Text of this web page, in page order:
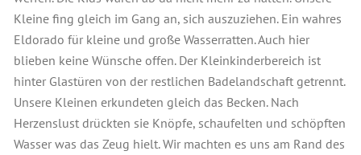
Kleine fing gleich im Gang an, sich auszuziehen. Ein wahres
Eldorado für kleine und große Wasserratten. Auch hier
blieben keine Wünsche offen. Der Kleinkinderbereich ist
hinter Glastüren von der restlichen Badelandschaft getrennt.
Unsere Kleinen erkundeten gleich das Becken. Nach
Herzenslust drückten sie Knöpfe, schaufelten und schöpften
Wasser was das Zeug hielt. Wir machten es uns am Rand des